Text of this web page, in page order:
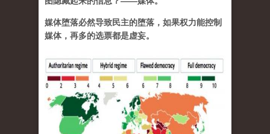
媒体堕落必然导致民主的堕落，如果权力能控制
媒体，再多的选票都是虚妄。